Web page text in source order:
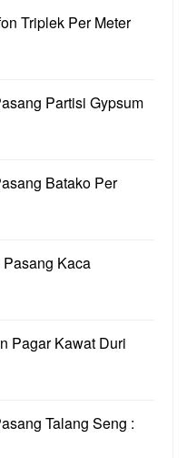
Triplek Per Meter
Partisi Gypsum
Batako Per
Kaca
Pagar Kawat Duri
Talang Seng :